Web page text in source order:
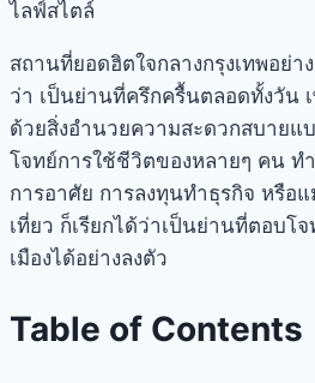
สถานที่ยอดฮิตใจกลางกรุงเทพอย่าง
ว่า เป็นย่านที่ครึกครื้นตลอดทั้งวัน
ด้วยสิ่งอำนวยความสะดวกสบายแ
โจทย์การใช้ชีวิตของหลายๆ คน ท
การอาศัย การลงทุนทำธุรกิจ หรือ
เที่ยว ก็เรียกได้ว่าเป็นย่านที่ตอบโ
เมืองได้อย่างลงตัว
Table of Contents